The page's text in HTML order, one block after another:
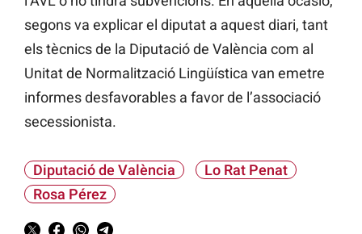
segons va explicar el diputat a aquest diari, tant
els tècnics de la Diputació de València com al
Unitat de Normalització Lingüística van emetre
informes desfavorables a favor de l’associació
secessionista.
Diputació de València
Lo Rat Penat
Rosa Pérez